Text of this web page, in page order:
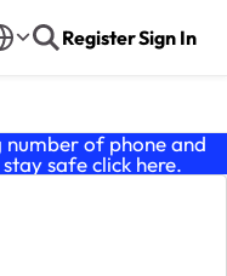
RegisterSign In
number of phone and
safe click here.